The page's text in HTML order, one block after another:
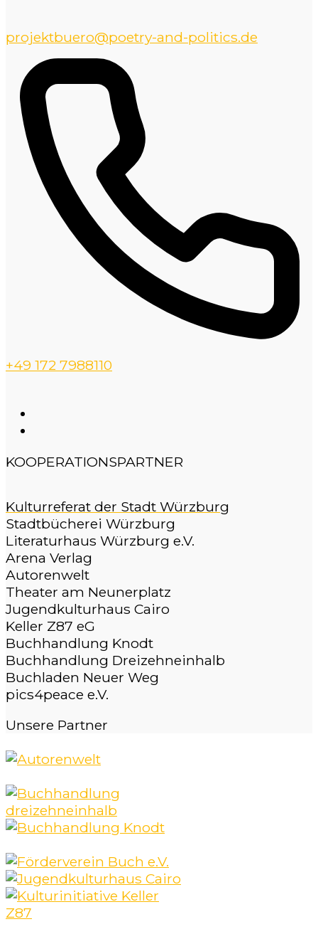
projektbuero@poetry-and-politics.de
+49 172 7988110
KOOPERATIONSPARTNER
Kulturreferat der Stadt Würzburg
Stadtbücherei Würzburg
Literaturhaus Würzburg e.V.
Arena Verlag
Autorenwelt
Theater am Neunerplatz
Jugendkulturhaus Cairo
Keller Z87 eG
Buchhandlung Knodt
Buchhandlung Dreizehneinhalb
Buchladen Neuer Weg
pics4peace e.V.
Unsere Partner